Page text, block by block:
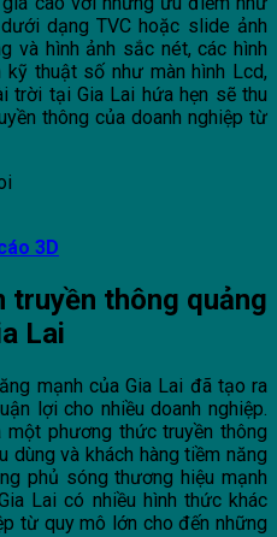
dạng TVC hoặc slide ảnh
và hình ảnh sắc nét, các hình
thuật số như màn hình Lcd,
trời tại Gia Lai hứa hẹn sẽ thu
thông của doanh nghiệp từ
3D
truyền thông quảng
Lai
mạnh của Gia Lai đã tạo ra
lợi cho nhiều doanh nghiệp.
phương thức truyền thông
dùng và khách hàng tiềm năng
phủ sóng thương hiệu mạnh
Lai có nhiều hình thức khác
từ quy mô lớn cho đến những